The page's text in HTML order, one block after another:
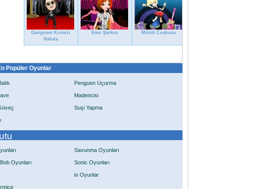
Gangnam Kırmızı
Halıda
Emo Şarkıcı Müzik Coşkusu
Popüler Oyunlar
Penguen Uçurma
Madencisi
Suşi Yapma
Savunma Oyunları
Oyunları Sonic Oyunları
io Oyunlar